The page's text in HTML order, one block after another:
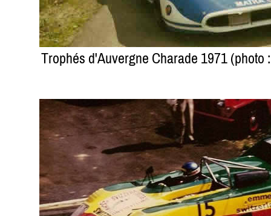
Trophés d'Auvergne Charade 1971 (photo